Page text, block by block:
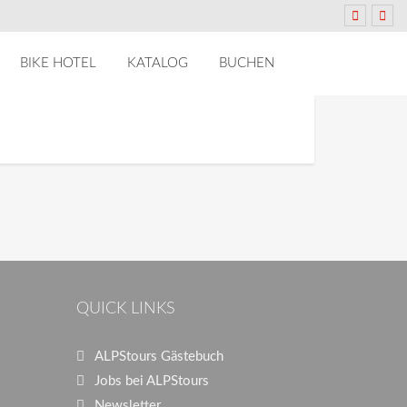
BIKE HOTEL KATALOG BUCHEN
QUICK LINKS
ALPStours Gästebuch
Jobs bei ALPStours